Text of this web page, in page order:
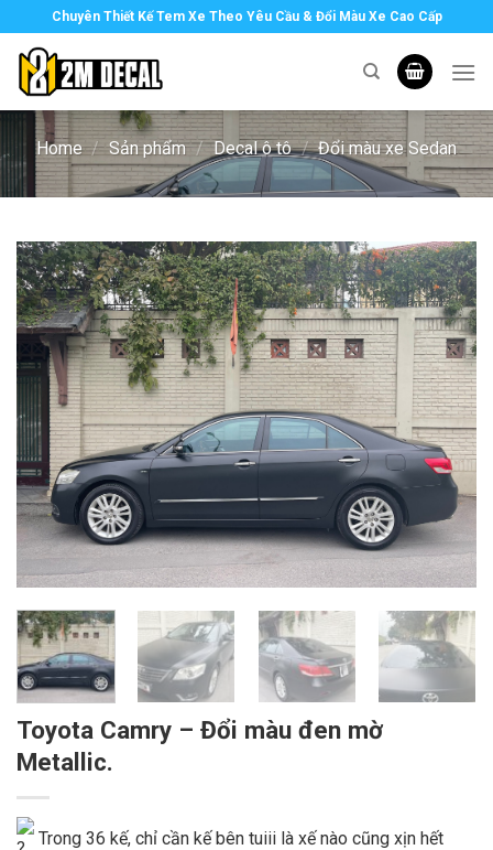
to
content
Chuyên Thiết Kế Tem Xe Theo Yêu Cầu & Đổi Màu Xe Cao Cấp
Home / Sản phẩm / Decal ô tô / Đổi màu xe Sedan
Toyota Camry – Đổi màu đen mờ
Metallic.
Trong 36 kế, chỉ cần kế bên tuiii là xế nào cũng xịn hết